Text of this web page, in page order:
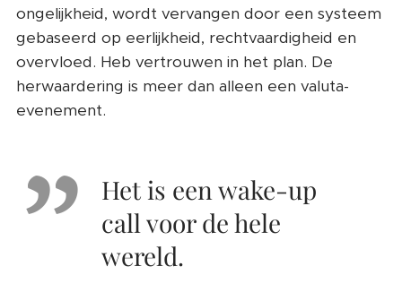
ongelijkheid, wordt vervangen door een systeem
gebaseerd op eerlijkheid, rechtvaardigheid en
overvloed. Heb vertrouwen in het plan. De
herwaardering is meer dan alleen een valuta-
evenement.
Het is een wake-up
call voor de hele
wereld.